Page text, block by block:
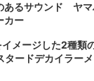
あるサウンド ヤ
カー
イメージした2種類
ードデカイラー